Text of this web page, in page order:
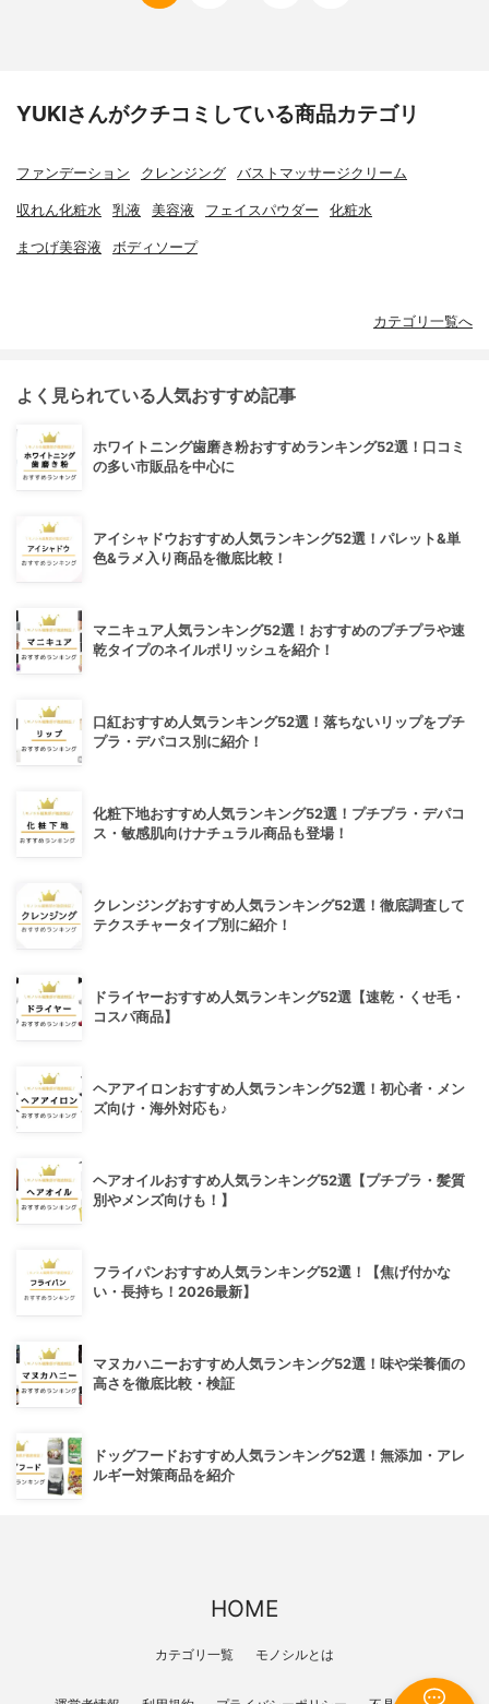
YUKIさんがクチコミしている商品カテゴリ
ファンデーション クレンジング バストマッサージクリーム
収れん化粧水 乳液 美容液 フェイスパウダー 化粧水
まつげ美容液 ボディソープ
カテゴリ一覧へ
よく見られている人気おすすめ記事
ホワイトニング歯磨き粉おすすめランキング52選！口コミ
の多い市販品を中心に
アイシャドウおすすめ人気ランキング52選！パレット&単
色&ラメ入り商品を徹底比較！
マニキュア人気ランキング52選！おすすめのプチプラや速
乾タイプのネイルポリッシュを紹介！
口紅おすすめ人気ランキング52選！落ちないリップをプチ
プラ・デパコス別に紹介！
化粧下地おすすめ人気ランキング52選！プチプラ・デパコ
ス・敏感肌向けナチュラル商品も登場！
クレンジングおすすめ人気ランキング52選！徹底調査して
テクスチャータイプ別に紹介！
ドライヤーおすすめ人気ランキング52選【速乾・くせ毛・
コスパ商品】
ヘアアイロンおすすめ人気ランキング52選！初心者・メン
ズ向け・海外対応も♪
ヘアオイルおすすめ人気ランキング52選【プチプラ・髪質
別やメンズ向けも！】
フライパンおすすめ人気ランキング52選！【焦げ付かな
い・長持ち！2026最新】
マヌカハニーおすすめ人気ランキング52選！味や栄養価の
高さを徹底比較・検証
ドッグフードおすすめ人気ランキング52選！無添加・アレ
ルギー対策商品を紹介
HOME
カテゴリ一覧 モノシルとは